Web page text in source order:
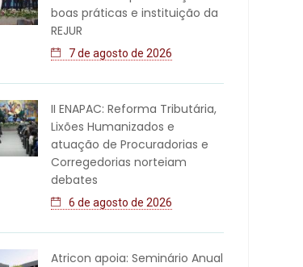
boas práticas e instituição da
REJUR
7 de agosto de 2026
II ENAPAC: Reforma Tributária,
Lixões Humanizados e
atuação de Procuradorias e
Corregedorias norteiam
debates
6 de agosto de 2026
Atricon apoia: Seminário Anual